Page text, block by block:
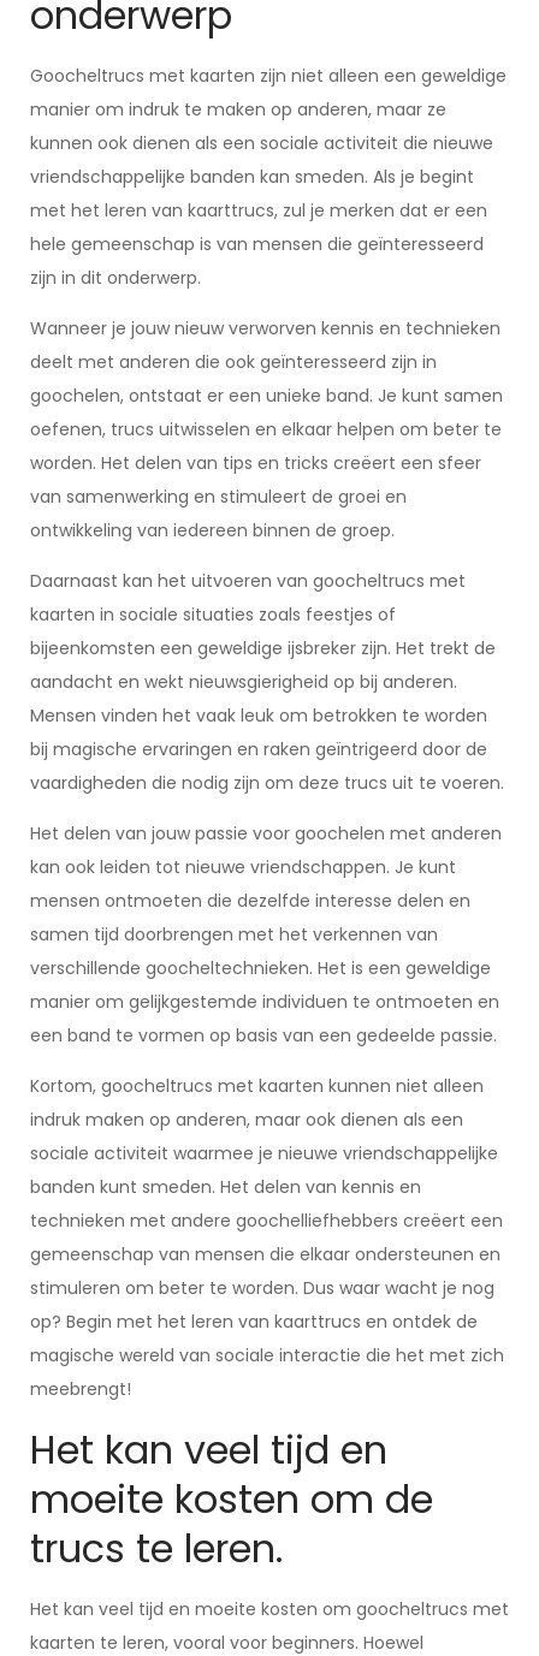
onderwerp
Goocheltrucs met kaarten zijn niet alleen een geweldige
manier om indruk te maken op anderen, maar ze
kunnen ook dienen als een sociale activiteit die nieuwe
vriendschappelijke banden kan smeden. Als je begint
met het leren van kaarttrucs, zul je merken dat er een
hele gemeenschap is van mensen die geïnteresseerd
zijn in dit onderwerp.
Wanneer je jouw nieuw verworven kennis en technieken
deelt met anderen die ook geïnteresseerd zijn in
goochelen, ontstaat er een unieke band. Je kunt samen
oefenen, trucs uitwisselen en elkaar helpen om beter te
worden. Het delen van tips en tricks creëert een sfeer
van samenwerking en stimuleert de groei en
ontwikkeling van iedereen binnen de groep.
Daarnaast kan het uitvoeren van goocheltrucs met
kaarten in sociale situaties zoals feestjes of
bijeenkomsten een geweldige ijsbreker zijn. Het trekt de
aandacht en wekt nieuwsgierigheid op bij anderen.
Mensen vinden het vaak leuk om betrokken te worden
bij magische ervaringen en raken geïntrigeerd door de
vaardigheden die nodig zijn om deze trucs uit te voeren.
Het delen van jouw passie voor goochelen met anderen
kan ook leiden tot nieuwe vriendschappen. Je kunt
mensen ontmoeten die dezelfde interesse delen en
samen tijd doorbrengen met het verkennen van
verschillende goocheltechnieken. Het is een geweldige
manier om gelijkgestemde individuen te ontmoeten en
een band te vormen op basis van een gedeelde passie.
Kortom, goocheltrucs met kaarten kunnen niet alleen
indruk maken op anderen, maar ook dienen als een
sociale activiteit waarmee je nieuwe vriendschappelijke
banden kunt smeden. Het delen van kennis en
technieken met andere goochelliefhebbers creëert een
gemeenschap van mensen die elkaar ondersteunen en
stimuleren om beter te worden. Dus waar wacht je nog
op? Begin met het leren van kaarttrucs en ontdek de
magische wereld van sociale interactie die het met zich
meebrengt!
Het kan veel tijd en
moeite kosten om de
trucs te leren.
Het kan veel tijd en moeite kosten om goocheltrucs met
kaarten te leren, vooral voor beginners. Hoewel